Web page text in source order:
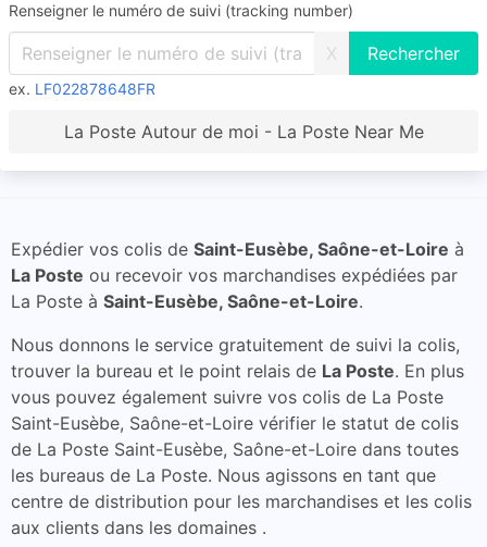
Renseigner le numéro de suivi (tracking number)
X
ex. LF022878648FR
La Poste Autour de moi - La Poste Near Me
Expédier vos colis de Saint-Eusèbe, Saône-et-Loire à
La Poste ou recevoir vos marchandises expédiées par
La Poste à Saint-Eusèbe, Saône-et-Loire.
Nous donnons le service gratuitement de suivi la colis,
trouver la bureau et le point relais de La Poste. En plus
vous pouvez également suivre vos colis de La Poste
Saint-Eusèbe, Saône-et-Loire vérifier le statut de colis
de La Poste Saint-Eusèbe, Saône-et-Loire dans toutes
les bureaus de La Poste. Nous agissons en tant que
centre de distribution pour les marchandises et les colis
aux clients dans les domaines .